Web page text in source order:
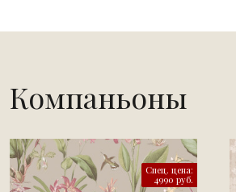
Компаньоны
Спец. цена:
4990 руб.